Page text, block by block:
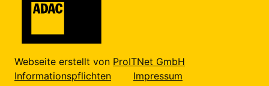
Webseite erstellt von ProITNet GmbH
Informationspflichten
Impressum